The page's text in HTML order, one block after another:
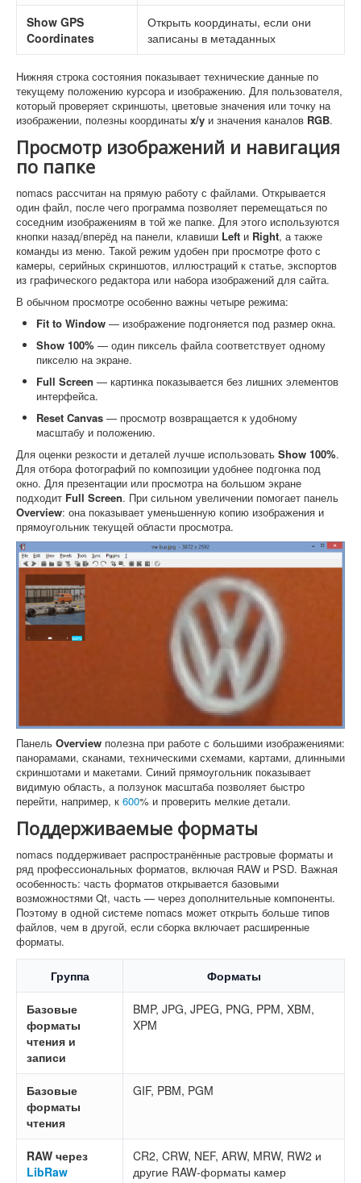
Show GPS
Coordinates
Открыть координаты, если они
записаны в метаданных
Нижняя строка состояния показывает технические данные по
текущему положению курсора и изображению. Для пользователя,
который проверяет скриншоты, цветовые значения или точку на
изображении, полезны координаты x/y и значения каналов RGB.
Просмотр изображений и навигация
по папке
nomacs рассчитан на прямую работу с файлами. Открывается
один файл, после чего программа позволяет перемещаться по
соседним изображениям в той же папке. Для этого используются
кнопки назад/вперёд на панели, клавиши Left и Right, а также
команды из меню. Такой режим удобен при просмотре фото с
камеры, серийных скриншотов, иллюстраций к статье, экспортов
из графического редактора или набора изображений для сайта.
В обычном просмотре особенно важны четыре режима:
Fit to Window — изображение подгоняется под размер окна.
Show 100% — один пиксель файла соответствует одному
пикселю на экране.
Full Screen — картинка показывается без лишних элементов
интерфейса.
Reset Canvas — просмотр возвращается к удобному
масштабу и положению.
Для оценки резкости и деталей лучше использовать Show 100%.
Для отбора фотографий по композиции удобнее подгонка под
окно. Для презентации или просмотра на большом экране
подходит Full Screen. При сильном увеличении помогает панель
Overview: она показывает уменьшенную копию изображения и
прямоугольник текущей области просмотра.
Панель Overview полезна при работе с большими изображениями:
панорамами, сканами, техническими схемами, картами, длинными
скриншотами и макетами. Синий прямоугольник показывает
видимую область, а ползунок масштаба позволяет быстро
перейти, например, к 600% и проверить мелкие детали.
Поддерживаемые форматы
nomacs поддерживает распространённые растровые форматы и
ряд профессиональных форматов, включая RAW и PSD. Важная
особенность: часть форматов открывается базовыми
возможностями Qt, часть — через дополнительные компоненты.
Поэтому в одной системе nomacs может открыть больше типов
файлов, чем в другой, если сборка включает расширенные
форматы.
Группа Форматы
Базовые
форматы
чтения и
записи
BMP, JPG, JPEG, PNG, PPM, XBM,
XPM
Базовые
форматы
чтения
GIF, PBM, PGM
RAW через
LibRaw
CR2, CRW, NEF, ARW, MRW, RW2 и
другие RAW-форматы камер